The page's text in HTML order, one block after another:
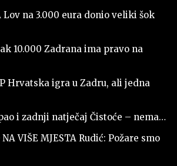
Lov na 3.000 eura donio veliki šok
10.000 Zadrana ima pravo na
Hrvatska igra u Zadru, ali jedna
i zadnji natječaj Čistoće – nema…
NA VIŠE MJESTA Rudić: Požare smo